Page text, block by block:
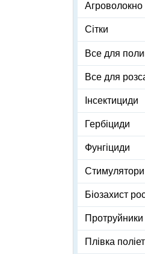
Сітки
Все для
Все для
Інсектициди
Гербіциди
Фунгіциди
Біозахист
Протруйники
Плівка